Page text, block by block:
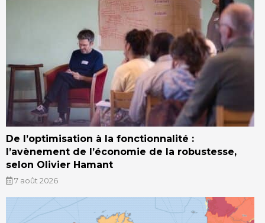
De l’optimisation à la fonctionnalité :
l’avènement de l’économie de la robustesse,
selon Olivier Hamant
7 août 2026